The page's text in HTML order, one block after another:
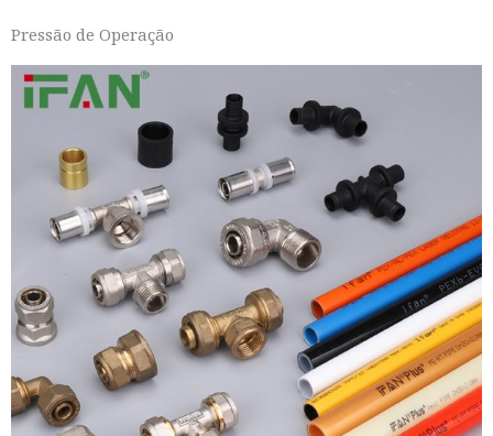
Pressão de Operação